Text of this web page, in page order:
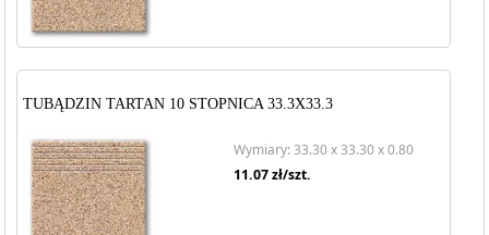
TUBĄDZIN TARTAN 10 STOPNICA 33.3X33.3
Wymiary: 33.30 x 33.30 x 0.80
11.07zł/szt.